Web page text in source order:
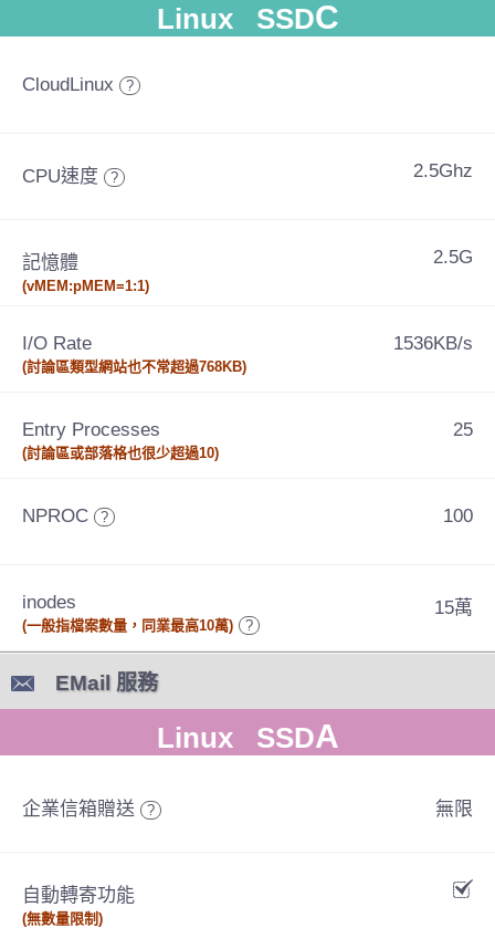
Linux SSDC
CloudLinux ?
CPU速度 ? 2.5Ghz
記憶體
(vMEM:pMEM=1:1)
2.5G
I/O Rate
(討論區類型網站也不常超過768KB)
1536KB/s
Entry Processes
(討論區或部落格也很少超過10)
25
NPROC ? 100
inodes
(一般指檔案數量，同業最高10萬) ?
15萬
EMail 服務
Linux SSDA
企業信箱贈送 ? 無限
自動轉寄功能
(無數量限制)